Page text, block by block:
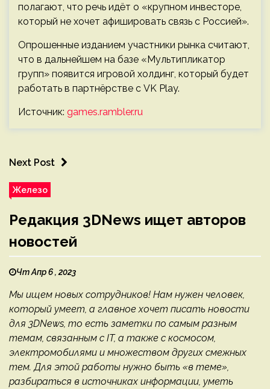
полагают, что речь идёт о «крупном инвесторе,
который не хочет афишировать связь с Россией».
Опрошенные изданием участники рынка считают,
что в дальнейшем на базе «Мультипликатор
групп» появится игровой холдинг, который будет
работать в партнёрстве с VK Play.
Источник: games.rambler.ru
Next Post
Железо
Редакция 3DNews ищет авторов
новостей
Чт Апр 6 , 2023
Мы ищем новых сотрудников! Нам нужен человек,
который умеет, а главное хочет писать новости
для 3DNews, то есть заметки по самым разным
темам, связанным с IT, а также с космосом,
электромобилями и множеством других смежных
тем. Для этой работы нужно быть «в теме»,
разбираться в источниках информации, уметь